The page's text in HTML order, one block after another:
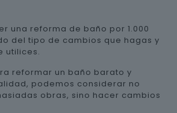
una reforma de baño por 1.000
del tipo de cambios que hagas y
utilices.
reformar un baño barato y
podemos considerar no
obras, sino hacer cambios